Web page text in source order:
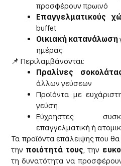
προσφέρουν πρωινό
Επαγγελματικούς
buffet
Οικιακή κατανάλωση
ημέρας
📌 Περιλαμβάνονται:
Πραλίνες
άλλων γεύσεων
Προϊόντα με
γεύση
Εύχρηστες
επαγγελματική ή
Τα προϊόντα επάλειψης που θα
την ποιότητά τους , την
τη δυνατότητα να